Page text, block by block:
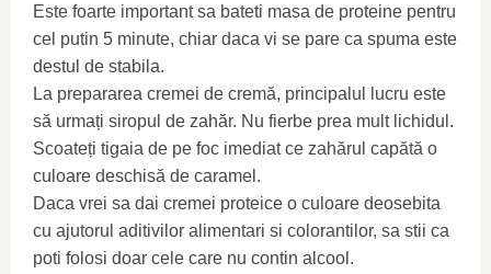
Este foarte important sa bateti masa de proteine ​​pentru
cel putin 5 minute, chiar daca vi se pare ca spuma este
destul de stabila.
La prepararea cremei de cremă, principalul lucru este
să urmați siropul de zahăr. Nu fierbe prea mult lichidul.
Scoateți tigaia de pe foc imediat ce zahărul capătă o
culoare deschisă de caramel.
Daca vrei sa dai cremei proteice o culoare deosebita
cu ajutorul aditivilor alimentari si colorantilor, sa stii ca
poti folosi doar cele care nu contin alcool.